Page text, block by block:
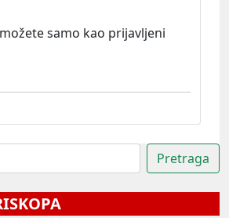
samo kao prijavljeni